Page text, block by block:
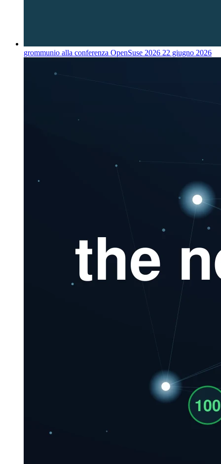
grommunio alla conferenza OpenSuse 2026 22 giugno 2026